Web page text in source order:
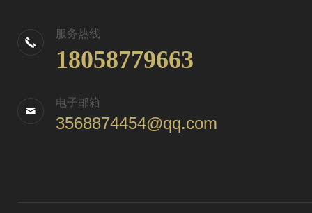
服务热线
18058779663
电子邮箱
3568874454@qq.com